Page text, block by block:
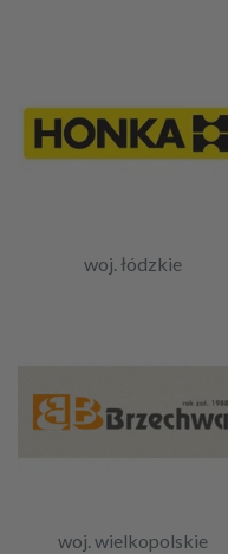
woj. łódzkie
woj. wielkopolskie